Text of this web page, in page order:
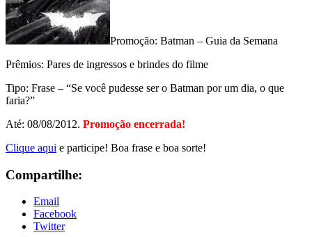
Promoção: Batman – Guia da Semana
Prêmios: Pares de ingressos e brindes do filme
Tipo: Frase – “Se você pudesse ser o Batman por um dia, o que
faria?”
Até: 08/08/2012. Promoção encerrada!
Clique aqui e participe! Boa frase e boa sorte!
Compartilhe:
Email
Facebook
Twitter